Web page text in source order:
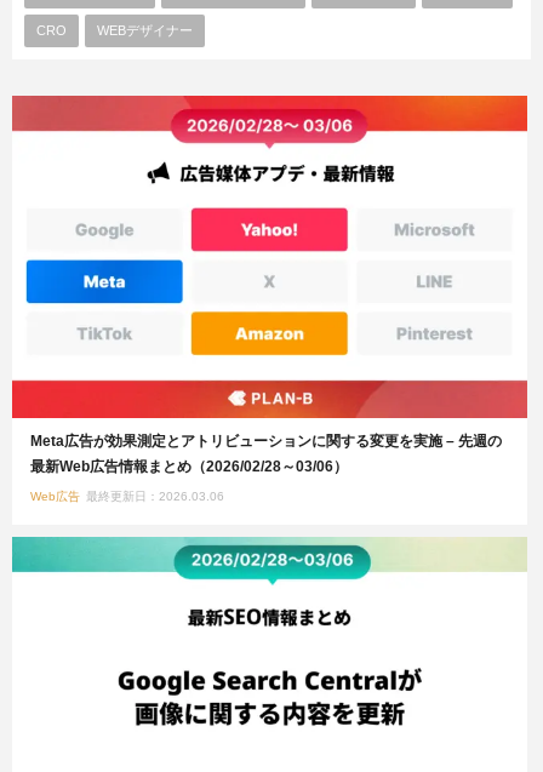
CRO WEBデザイナー
Meta広告が効果測定とアトリビューションに関する変更を実施 – 先週の
最新Web広告情報まとめ（2026/02/28～03/06）
Web広告 最終更新日：2026.03.06